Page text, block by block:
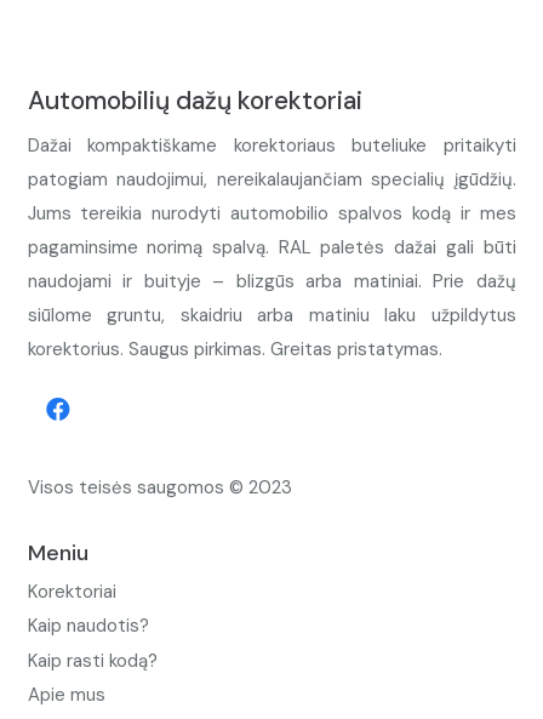
Automobilių dažų korektoriai
Dažai kompaktiškame korektoriaus buteliuke pritaikyti
patogiam naudojimui, nereikalaujančiam specialių įgūdžių.
Jums tereikia nurodyti automobilio spalvos kodą ir mes
pagaminsime norimą spalvą. RAL paletės dažai gali būti
naudojami ir buityje – blizgūs arba matiniai. Prie dažų
siūlome gruntu, skaidriu arba matiniu laku užpildytus
korektorius. Saugus pirkimas. Greitas pristatymas.
Visos teisės saugomos © 2023
Meniu
Korektoriai
Kaip naudotis?
Kaip rasti kodą?
Apie mus